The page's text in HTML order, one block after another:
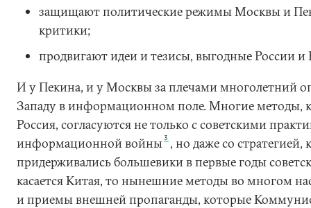
защищают политические режимы Москвы и
критики;
продвигают идеи и тезисы, выгодные России и
И у Пекина, и у Москвы за плечами многолетний
Западу в информационном поле. Многие методы,
Россия, согласуются не только с советскими
информационной войны3 , но даже со стратегией,
придерживались большевики в первые годы
касается Китая, то нынешние методы во многом
и приемы внешней пропаганды, которые